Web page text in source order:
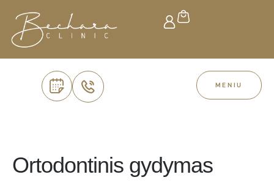
MENIU
Ortodontinis gydymas